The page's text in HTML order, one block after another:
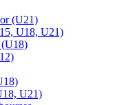
(U21)
U18, U21)
(U18)
U21)